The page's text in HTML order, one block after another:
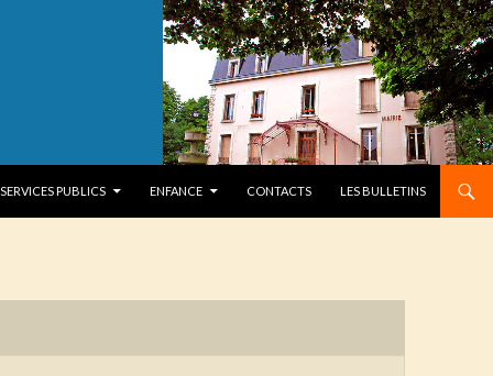
SERVICES PUBLICS ENFANCE CONTACTS LES BULLETINS